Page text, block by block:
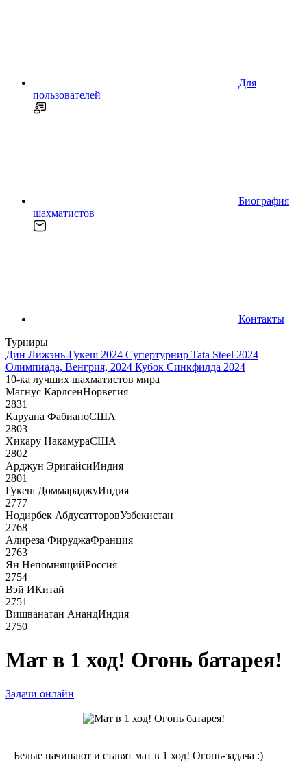
Для
пользователей
Биография
шахматистов
Контакты
Турниры
Дин Лижэнь-Гукеш 2024 Супертурнир Tata Steel 2024
Олимпиада, Венгрия, 2024 Кубок Синкфилда 2024
10-ка лучших шахматистов мира
Магнус КарлсенНорвегия
2831
Каруана ФабианоСША
2803
Хикару НакамураСША
2802
Арджун ЭригайсиИндия
2801
Гукеш ДоммараджуИндия
2777
Нодирбек АбдусатторовУзбекистан
2768
Алиреза ФируджаФранция
2763
Ян НепомнящийРоссия
2754
Вэй ИКитай
2751
Вишванатан АнандИндия
2750
Мат в 1 ход! Огонь батарея!
Задачи онлайн
Белые начинают и ставят мат в 1 ход! Огонь-задача :)